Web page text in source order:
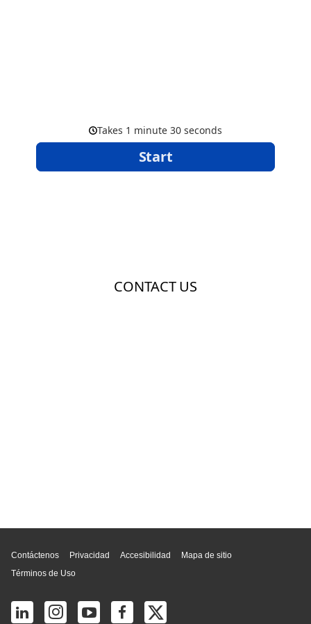
Contáctenos Privacidad Accesibilidad
Mapa de sitio
Términos de Uso